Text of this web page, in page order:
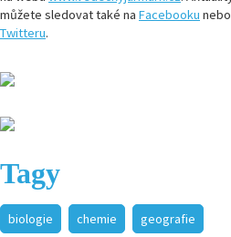
můžete sledovat také na Facebooku nebo
Twitteru.
Tagy
biologie chemie geografie